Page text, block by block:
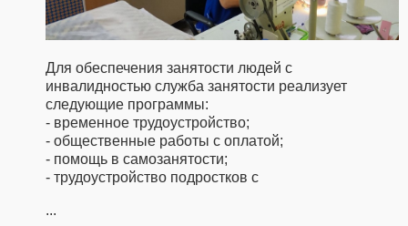
Для обеспечения занятости людей с
инвалидностью служба занятости реализует
следующие программы:
- временное трудоустройство;
- общественные работы с оплатой;
- помощь в самозанятости;
- трудоустройство подростков с
...